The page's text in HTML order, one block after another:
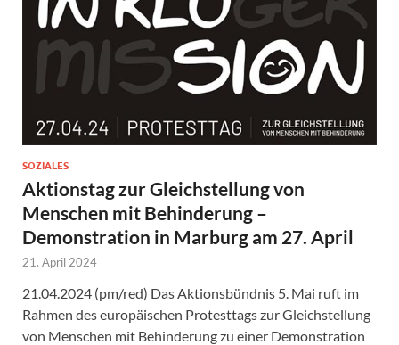
SOZIALES
Aktionstag zur Gleichstellung von
Menschen mit Behinderung –
Demonstration in Marburg am 27. April
21. April 2024
21.04.2024 (pm/red) Das Aktionsbündnis 5. Mai ruft im
Rahmen des europäischen Protesttags zur Gleichstellung
von Menschen mit Behinderung zu einer Demonstration